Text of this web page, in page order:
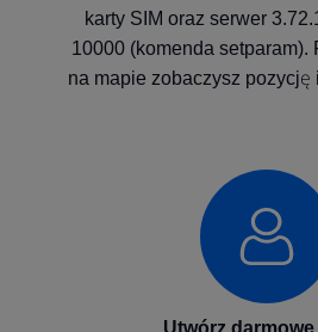
karty SIM oraz serwer
10000 (komenda setparam).
na mapie zobaczysz pozycję
Utwórz